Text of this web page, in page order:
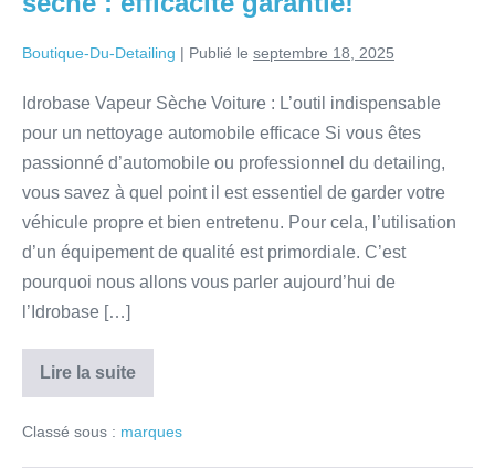
Boutique-Du-Detailing | Publié le septembre 18, 2025
Idrobase Vapeur Sèche Voiture : L’outil indispensable
pour un nettoyage automobile efficace Si vous êtes
passionné d’automobile ou professionnel du detailing,
vous savez à quel point il est essentiel de garder votre
véhicule propre et bien entretenu. Pour cela, l’utilisation
d’un équipement de qualité est primordiale. C’est
pourquoi nous allons vous parler aujourd’hui de
l’Idrobase […]
Lire la suite
Classé sous : marques